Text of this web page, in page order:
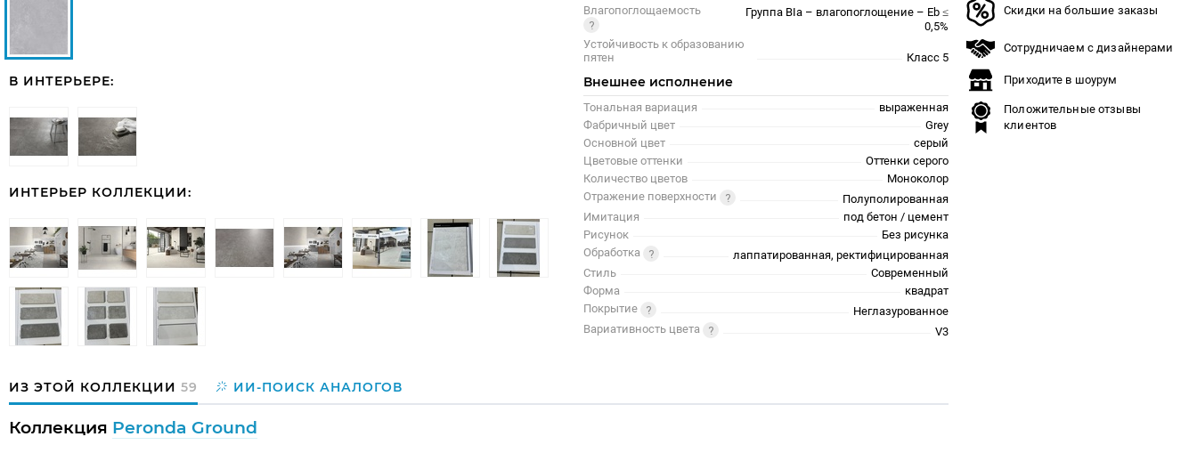
В ИНТЕРЬЕРЕ:
ИНТЕРЬЕР КОЛЛЕКЦИИ:
Влагопоглощаемость
Группа BIa – влагопоглощение – Eb ≤
0,5%
Устойчивость к образованию
пятен
Класс 5
Внешнее исполнение
Тональная вариация
выраженная
Фабричный цвет
Grey
Основной цвет
серый
Цветовые оттенки
Оттенки серого
Количество цветов
Моноколор
Отражение поверхности
Полуполированная
Имитация
под бетон / цемент
Рисунок
Без рисунка
Обработка
лаппатированная, ректифицированная
Стиль
Современный
Форма
квадрат
Покрытие
Неглазурованное
Вариативность цвета
V3
ИЗ ЭТОЙ КОЛЛЕКЦИИ 59 ИИ-ПОИСК АНАЛОГОВ
Коллекция Peronda Ground
Скидки на большие заказы
Сотрудничаем с дизайнерами
Приходите в шоурум
Положительные отзывы
клиентов